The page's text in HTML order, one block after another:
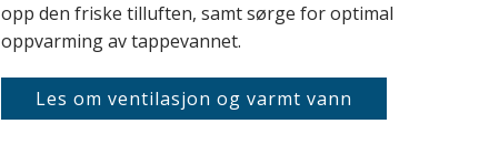
opp den friske tilluften, samt sørge for optimal
oppvarming av tappevannet.
Les om ventilasjon og varmt vann